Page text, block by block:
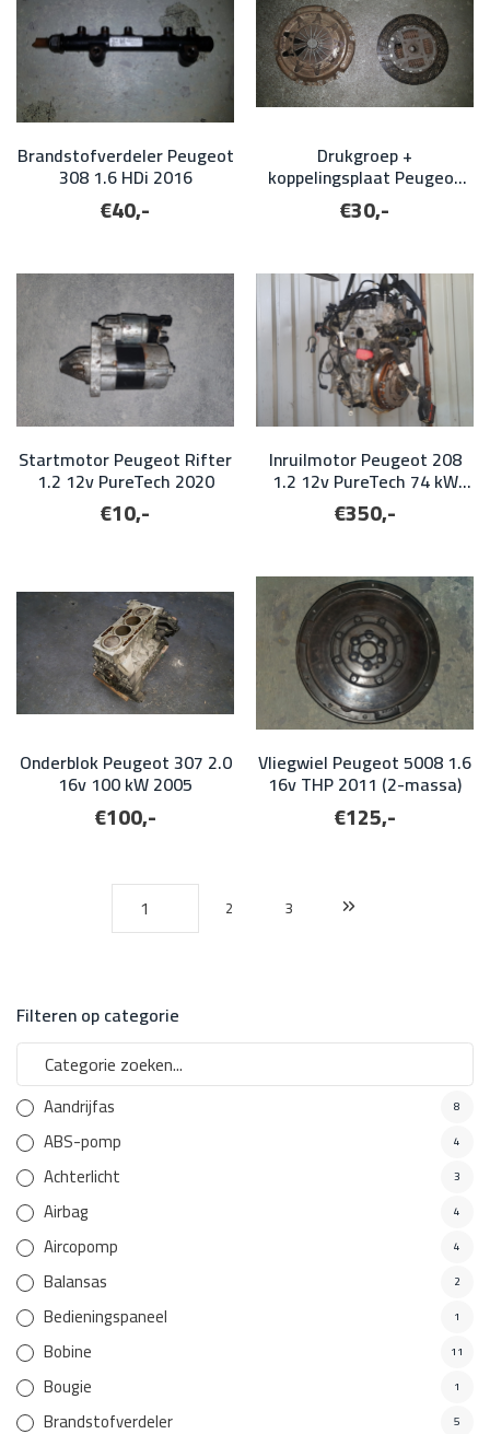
Brandstofverdeler Peugeot
308 1.6 HDi 2016
€40,-
Drukgroep +
koppelingsplaat Peugeot
406 2.0 16v 2000
€30,-
Startmotor Peugeot Rifter
1.2 12v PureTech 2020
€10,-
Inruilmotor Peugeot 208
1.2 12v PureTech 74 kW
2021 (alleen voor
onderdelen!)
€350,-
Onderblok Peugeot 307 2.0
16v 100 kW 2005
€100,-
Vliegwiel Peugeot 5008 1.6
16v THP 2011 (2-massa)
€125,-
2 3
Filteren op categorie
Aandrijfas 8
ABS-pomp 4
Achterlicht 3
Airbag 4
Aircopomp 4
Balansas 2
Bedieningspaneel 1
Bobine 11
Bougie 1
Brandstofverdeler 5